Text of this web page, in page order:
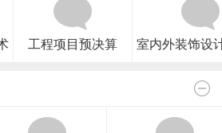
工程项目预决算 室内外装饰设